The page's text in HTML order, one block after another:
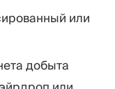
или
добыта